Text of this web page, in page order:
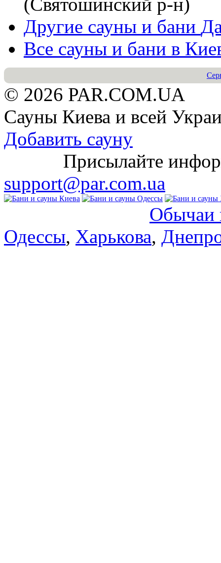
Другие сауны и бани
Все сауны и бани в
© 2026 PAR.COM.UA
Сауны Киева и всей
Добавить сауну
Присылайте
support@par.com.ua
Обычаи
Одессы, Харькова,